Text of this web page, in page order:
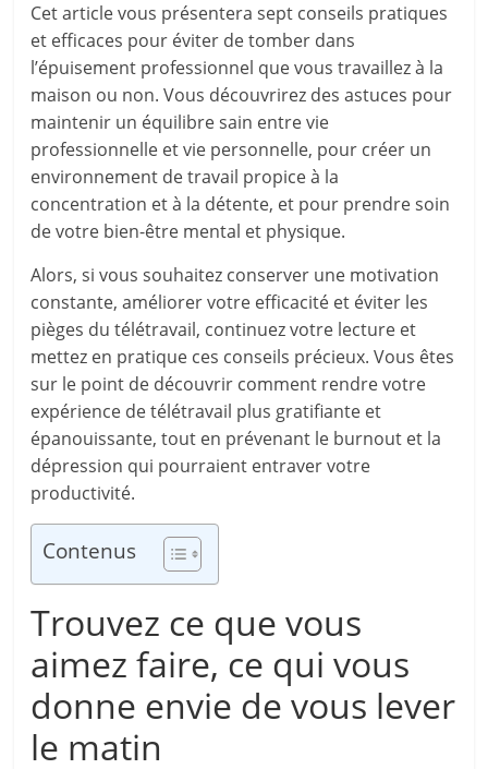
Cet article vous présentera sept conseils pratiques
et efficaces pour éviter de tomber dans
l’épuisement professionnel que vous travaillez à la
maison ou non. Vous découvrirez des astuces pour
maintenir un équilibre sain entre vie
professionnelle et vie personnelle, pour créer un
environnement de travail propice à la
concentration et à la détente, et pour prendre soin
de votre bien-être mental et physique.
Alors, si vous souhaitez conserver une motivation
constante, améliorer votre efficacité et éviter les
pièges du télétravail, continuez votre lecture et
mettez en pratique ces conseils précieux. Vous êtes
sur le point de découvrir comment rendre votre
expérience de télétravail plus gratifiante et
épanouissante, tout en prévenant le burnout et la
dépression qui pourraient entraver votre
productivité.
Contenus
Trouvez ce que vous
aimez faire, ce qui vous
donne envie de vous lever
le matin